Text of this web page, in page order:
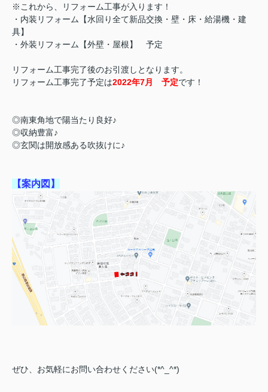
※これから、リフォーム工事が入ります！
・内装リフォーム【水回り全て新品交換・壁・床・給湯機・建
具】
・外装リフォーム【外壁・屋根】 予定
リフォーム工事完了後のお引渡しとなります。
リフォーム工事完了予定は2022年7月 予定です！
◎南東角地で陽当たり良好♪
◎収納豊富♪
◎玄関は開放感ある吹抜けに♪
【案内図】
ぜひ、お気軽にお問い合わせください(*^_^*)